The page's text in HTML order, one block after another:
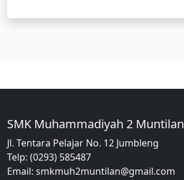
SMK Muhammadiyah 2 Muntilan
Jl. Tentara Pelajar No. 12 Jumbleng
Telp: (0293) 585487
Email: smkmuh2muntilan@gmail.com